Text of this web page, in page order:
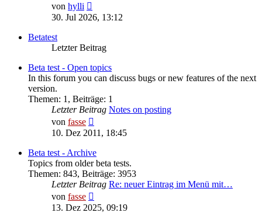
von hylli
Beitrag
30. Jul 2026, 13:12
Betatest
Letzter Beitrag
Beta test - Open topics
In this forum you can discuss bugs or new features of the next
version.
Themen: 1 , Beiträge: 1
Letzter Beitrag Notes on posting
von fasse
Beitrag
10. Dez 2011, 18:45
Beta test - Archive
Topics from older beta tests.
Themen: 843, Beiträge: 3953
Letzter Beitrag Re: neuer Eintrag im Menü mit…
von fasse
Beitrag
13. Dez 2025, 09:19